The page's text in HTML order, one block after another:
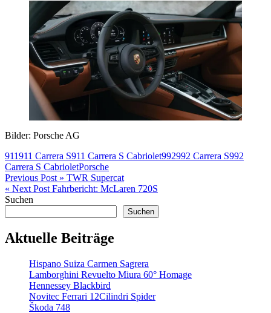
Bilder: Porsche AG
911911 Carrera S911 Carrera S Cabriolet992992 Carrera S992
Carrera S CabrioletPorsche
Beitragsnavigation
Previous Post » TWR Supercat
« Next Post Fahrbericht: McLaren 720S
Suchen
Suchen
Aktuelle Beiträge
Hispano Suiza Carmen Sagrera
Lamborghini Revuelto Miura 60° Homage
Hennessey Blackbird
Novitec Ferrari 12Cilindri Spider
Škoda 748